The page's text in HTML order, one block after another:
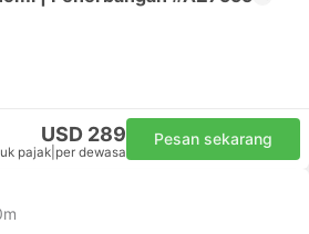
USD 289
pajak per dewasa
Pesan sekarang